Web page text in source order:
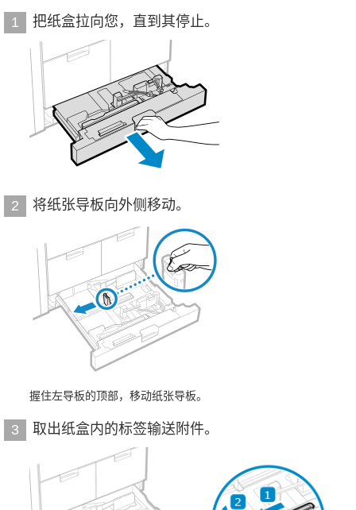
1 把纸盒拉向您，直到其停止。
2 将纸张导板向外侧移动。
握住左导板的顶部，移动纸张导板。
3 取出纸盒内的标签输送附件。